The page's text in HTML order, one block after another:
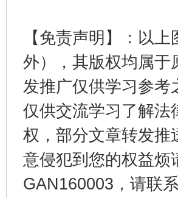
【免责声明】：以
外），其版权均属于
发推广仅供学习参考
仅供交流学习了解法
权，部分文章转发推
意侵犯到您的权益烦
GAN160003，请联
东山县通报“牛蛙产品抗生素超标问题”